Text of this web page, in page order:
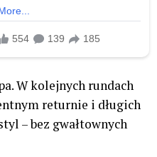
W kolejnych rundach
returnie i długich
– bez gwałtownych